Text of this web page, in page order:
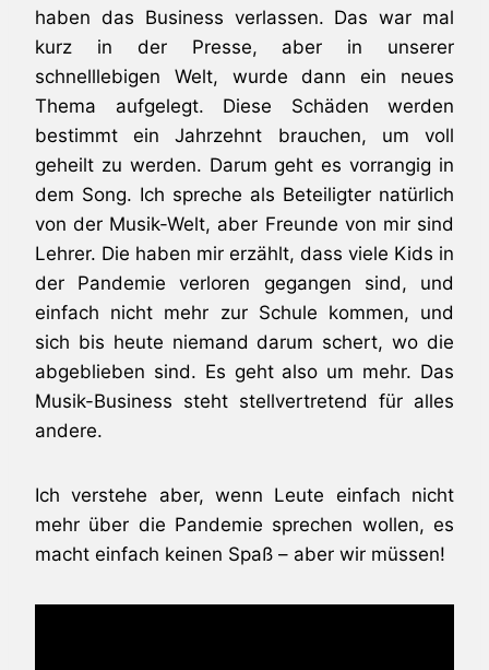
haben das Business verlassen. Das war mal
kurz in der Presse, aber in unserer
schnelllebigen Welt, wurde dann ein neues
Thema aufgelegt. Diese Schäden werden
bestimmt ein Jahrzehnt brauchen, um voll
geheilt zu werden. Darum geht es vorrangig in
dem Song. Ich spreche als Beteiligter natürlich
von der Musik-Welt, aber Freunde von mir sind
Lehrer. Die haben mir erzählt, dass viele Kids in
der Pandemie verloren gegangen sind, und
einfach nicht mehr zur Schule kommen, und
sich bis heute niemand darum schert, wo die
abgeblieben sind. Es geht also um mehr. Das
Musik-Business steht stellvertretend für alles
andere.
Ich verstehe aber, wenn Leute einfach nicht
mehr über die Pandemie sprechen wollen, es
macht einfach keinen Spaß – aber wir müssen!